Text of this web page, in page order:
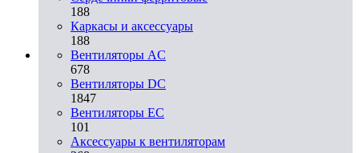
188
Каркасы и аксессуары
188
Вентиляторы AC
678
Вентиляторы DC
1847
Вентиляторы EC
101
Аксессуары к вентиляторам